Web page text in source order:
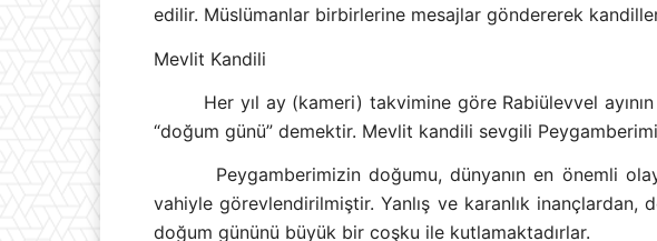
edilir. Müslümanlar birbirlerine mesajlar göndererek
Mevlit Kandili
Her yıl ay (kameri) takvimine göre Rabiülevvel
“doğum günü” demektir. Mevlit kandili sevgili
Peygamberimizin doğumu, dünyanın en önemli
vahiyle görevlendirilmiştir. Yanlış ve karanlık inançlardan,
doğum gününü büyük bir coşku ile kutlamaktadırlar.